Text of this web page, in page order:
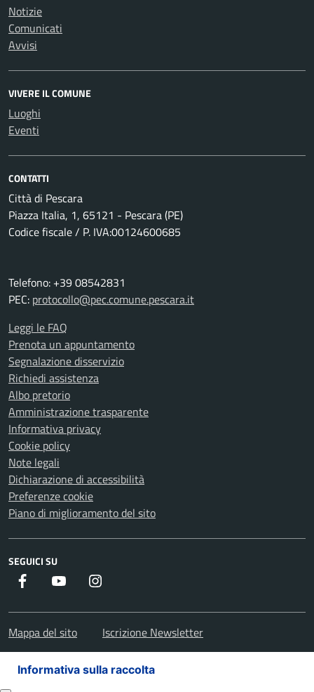
Notizie
Comunicati
Avvisi
VIVERE IL COMUNE
Luoghi
Eventi
CONTATTI
Città di Pescara
Piazza Italia, 1, 65121 - Pescara (PE)
Codice fiscale / P. IVA:00124600685
Telefono: +39 08542831
PEC: protocollo@pec.comune.pescara.it
Leggi le FAQ
Prenota un appuntamento
Segnalazione disservizio
Richiedi assistenza
Albo pretorio
Amministrazione trasparente
Informativa privacy
Cookie policy
Note legali
Dichiarazione di accessibilità
Preferenze cookie
Piano di miglioramento del sito
SEGUICI SU
Facebook Youtube
Mappa del sito Iscrizione Newsletter
Informativa sulla raccolta